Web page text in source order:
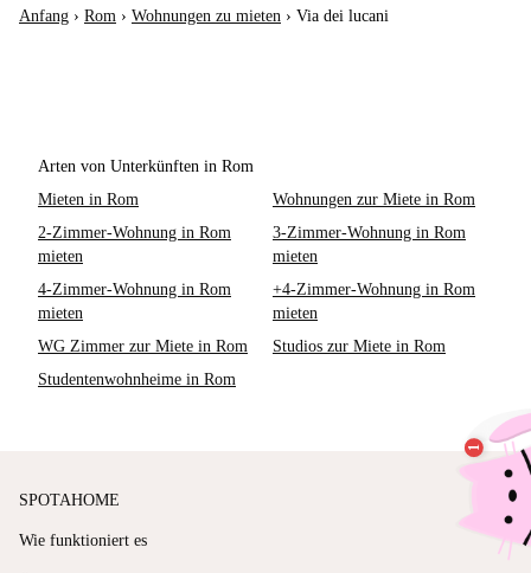
Anfang › Rom › Wohnungen zu mieten › Via dei lucani
Arten von Unterkünften in Rom
Mieten in Rom
Wohnungen zur Miete in Rom
2-Zimmer-Wohnung in Rom
mieten
3-Zimmer-Wohnung in Rom
mieten
4-Zimmer-Wohnung in Rom
mieten
+4-Zimmer-Wohnung in Rom
mieten
WG Zimmer zur Miete in Rom
Studios zur Miete in Rom
Studentenwohnheime in Rom
SPOTAHOME
Wie funktioniert es